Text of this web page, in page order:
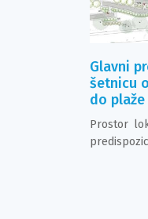
Glavni
šetnicu
do
Prostor